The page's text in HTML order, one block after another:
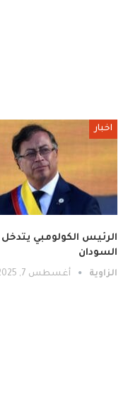
اخبار
الرئيس الكولومبي
السودان
الزاوية أغسطس 7, 2025